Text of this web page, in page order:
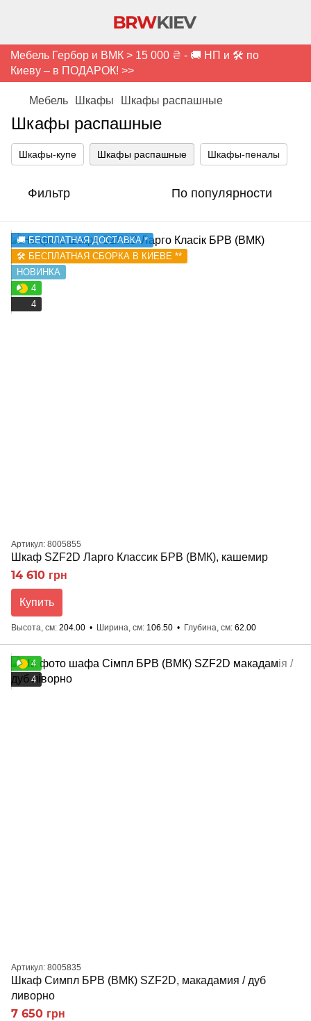
Мебель Гербор и ВМК > 15 000 ₴ - 🚚 НП и 🛠️ по
Киеву – в ПОДАРОК! >>
Мебель Шкафы Шкафы распашные
Шкафы распашные
Шкафы-купе Шкафы распашные Шкафы-пеналы
Фильтр По популярности
🚚 БЕСПЛАТНАЯ ДОСТАВКА *
🛠️ БЕСПЛАТНАЯ СБОРКА В КИЕВЕ **
НОВИНКА
4
4
Артикул: 8005855
Шкаф SZF2D Ларго Классик БРВ (ВМК), кашемир
14 610 грн
Купить
Высота, см 204.00 Ширина, см 106.50 Глубина, см 62.00
4
4
Артикул: 8005835
Шкаф Симпл БРВ (ВМК) SZF2D, макадамия / дуб
ливорно
7 650 грн